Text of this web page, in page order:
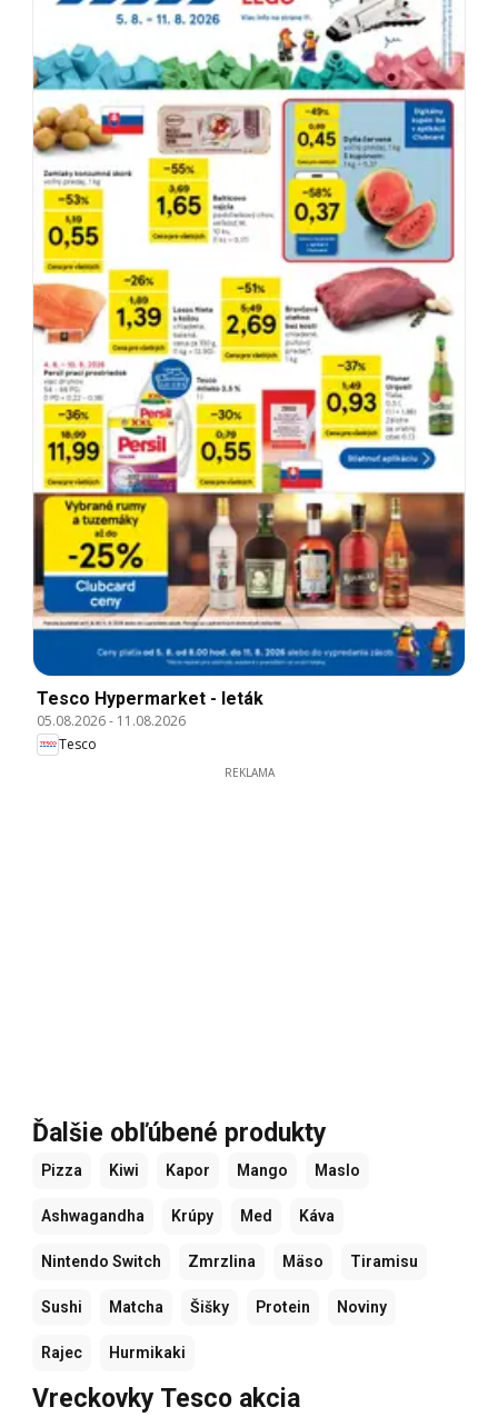
Tesco Hypermarket - leták
05.08.2026- 11.08.2026
Tesco
REKLAMA
Ďalšie obľúbené produkty
Pizza Kiwi Kapor Mango Maslo
Ashwagandha Krúpy Med Káva
Nintendo Switch Zmrzlina Mäso Tiramisu
Sushi Matcha Šišky Protein Noviny
Rajec Hurmikaki
Vreckovky Tesco akcia